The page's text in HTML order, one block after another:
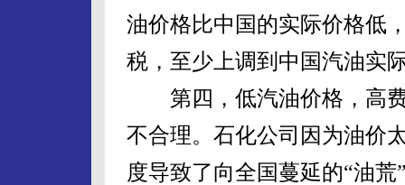
油价格比中国的实际价格低
税，至少上调到中国汽油实
第四，低汽油价格，高费
不合理。石化公司因为油价
度导致了向全国蔓延的“油